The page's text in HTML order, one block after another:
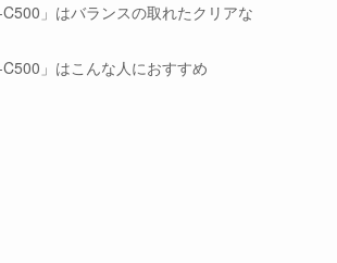
C500」はバランスの取れたクリアな
C500」はこんな人におすすめ